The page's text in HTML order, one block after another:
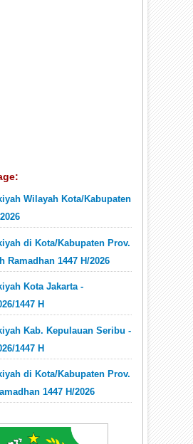
Wilayah Kota/Kabupaten
di Kota/Kabupaten Prov.
Ramadhan 1447 H/2026
Kota Jakarta -
1447 H
Kab. Kepulauan Seribu -
1447 H
di Kota/Kabupaten Prov.
1447 H/2026